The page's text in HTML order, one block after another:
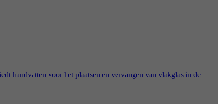
handvatten voor het plaatsen en vervangen van vlakglas in de